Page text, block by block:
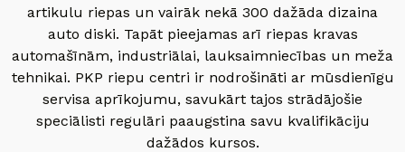
artikulu riepas un vairāk nekā 300 dažāda dizaina
auto diski. Tapāt pieejamas arī riepas kravas
automašīnām, industriālai, lauksaimniecības un meža
tehnikai. PKP riepu centri ir nodrošināti ar mūsdienīgu
servisa aprīkojumu, savukārt tajos strādājošie
speciālisti regulāri paaugstina savu kvalifikāciju
dažādos kursos.